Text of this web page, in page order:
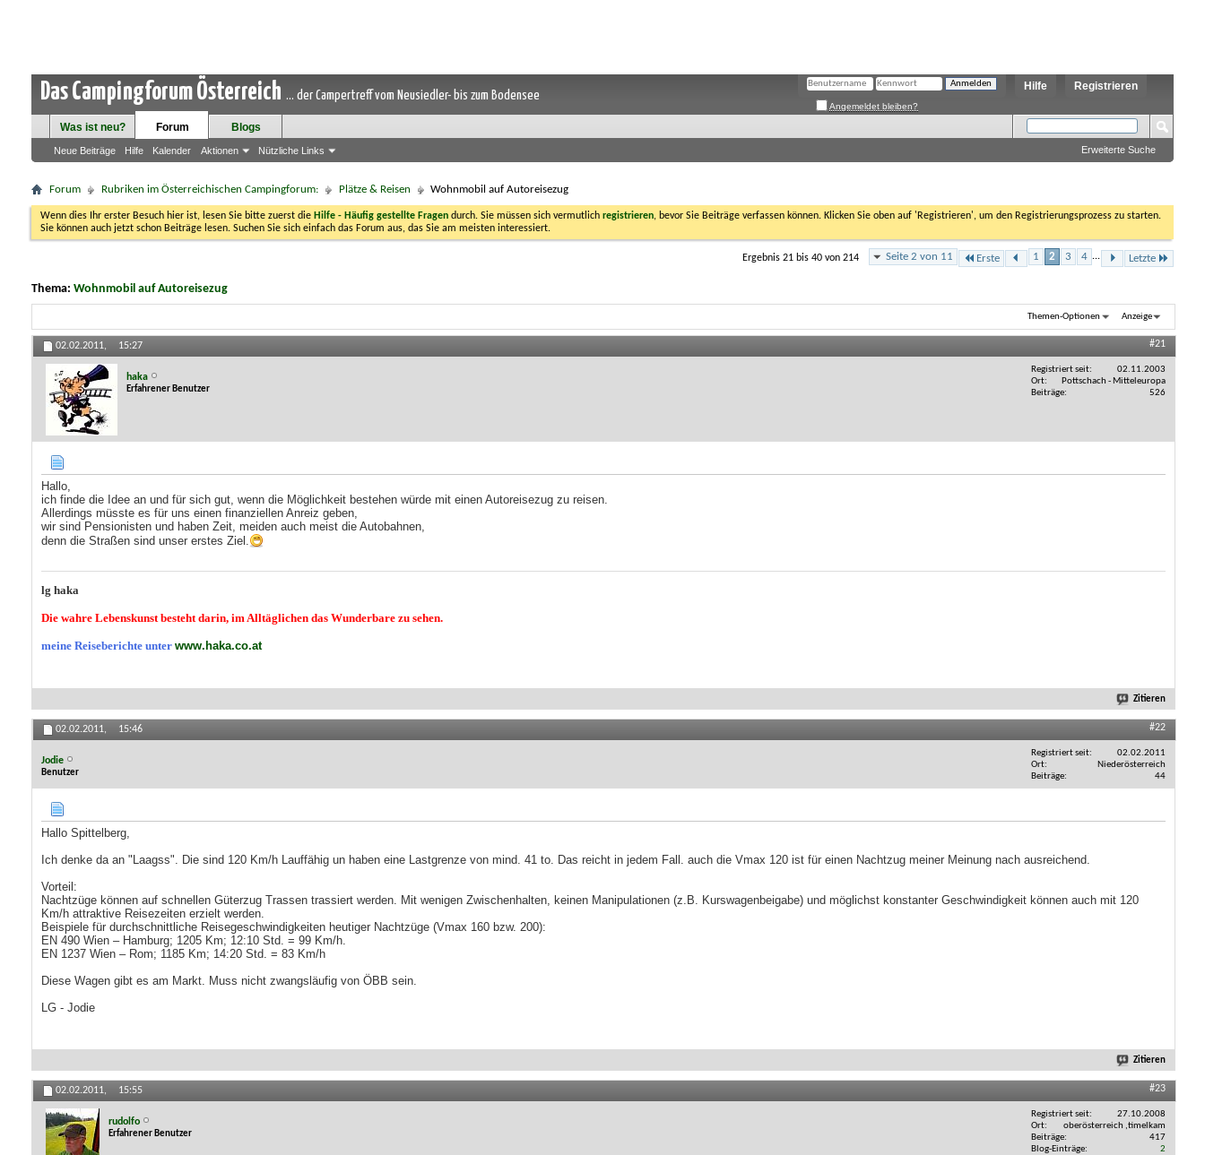
Das Campingforum Österreich ... der Campertreff vom Neusiedler- bis zum Bodensee
Registrieren
Hilfe
Angemeldet bleiben?
Was ist neu? Forum
Neue Beiträge Hilfe Kalender Aktionen Nützliche Links
Blogs
Erweiterte Suche
Forum Rubriken im Österreichischen Campingforum: Plätze & Reisen Wohnmobil auf Autoreisezug
Wenn dies Ihr erster Besuch hier ist, lesen Sie bitte zuerst die Hilfe - Häufig gestellte Fragen durch. Sie müssen sich vermutlich registrieren, bevor Sie Beiträge verfassen können. Klicken Sie oben auf 'Registrieren', um den Registrierungsprozess zu starten.
Sie können auch jetzt schon Beiträge lesen. Suchen Sie sich einfach das Forum aus, das Sie am meisten interessiert.
Seite 2 von 11 Erste 1 2 3 4 ... Letzte
Ergebnis 21 bis 40 von 214
Thema: Wohnmobil auf Autoreisezug
Themen-Optionen Anzeige
02.02.2011, 15:27 #21
haka
Erfahrener Benutzer
Registriert seit
02.11.2003
Ort
Pottschach - Mitteleuropa
Beiträge
526
Hallo,
ich finde die Idee an und für sich gut, wenn die Möglichkeit bestehen würde mit einen Autoreisezug zu reisen.
Allerdings müsste es für uns einen finanziellen Anreiz geben,
wir sind Pensionisten und haben Zeit, meiden auch meist die Autobahnen,
denn die Straßen sind unser erstes Ziel.
lg haka
Die wahre Lebenskunst besteht darin, im Alltäglichen das Wunderbare zu sehen.
meine Reiseberichte unter www.haka.co.at
Zitieren
02.02.2011, 15:46 #22
Jodie
Benutzer
Registriert seit
02.02.2011
Ort
Niederösterreich
Beiträge
44
Hallo Spittelberg,
Ich denke da an "Laagss". Die sind 120 Km/h Lauffähig un haben eine Lastgrenze von mind. 41 to. Das reicht in jedem Fall. auch die Vmax 120 ist für einen Nachtzug meiner Meinung nach ausreichend.
Vorteil:
Nachtzüge können auf schnellen Güterzug Trassen trassiert werden. Mit wenigen Zwischenhalten, keinen Manipulationen (z.B. Kurswagenbeigabe) und möglichst konstanter Geschwindigkeit können auch mit 120
Km/h attraktive Reisezeiten erzielt werden.
Beispiele für durchschnittliche Reisegeschwindigkeiten heutiger Nachtzüge (Vmax 160 bzw. 200):
EN 490 Wien – Hamburg; 1205 Km; 12:10 Std. = 99 Km/h.
EN 1237 Wien – Rom; 1185 Km; 14:20 Std. = 83 Km/h
Diese Wagen gibt es am Markt. Muss nicht zwangsläufig von ÖBB sein.
LG - Jodie
Zitieren
02.02.2011, 15:55 #23
rudolfo
Erfahrener Benutzer
Registriert seit
27.10.2008
Ort
oberösterreich ,timelkam
Beiträge
417
Blog-Einträge
2